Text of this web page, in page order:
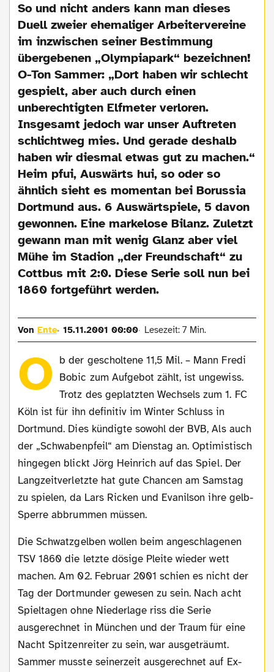
So und nicht anders kann man dieses
Duell zweier ehemaliger Arbeitervereine
im inzwischen seiner Bestimmung
übergebenen „Olympiapark“ bezeichnen!
O-Ton Sammer: „Dort haben wir schlecht
gespielt, aber auch durch einen
unberechtigten Elfmeter verloren.
Insgesamt jedoch war unser Auftreten
schlichtweg mies. Und gerade deshalb
haben wir diesmal etwas gut zu machen.“
Heim pfui, Auswärts hui, so oder so
ähnlich sieht es momentan bei Borussia
Dortmund aus. 6 Auswärtspiele, 5 davon
gewonnen. Eine markelose Bilanz. Zuletzt
gewann man mit wenig Glanz aber viel
Mühe im Stadion „der Freundschaft“ zu
Cottbus mit 2:0. Diese Serie soll nun bei
1860 fortgeführt werden.
VonEnte 15.11.2001 00:00 Lesezeit: 7 Min.
O b der gescholtene 11,5 Mil. – Mann Fredi
Bobic zum Aufgebot zählt, ist ungewiss.
Trotz des geplatzten Wechsels zum 1. FC
Köln ist für ihn definitiv im Winter Schluss in
Dortmund. Dies kündigte sowohl der BVB, Als auch
der „Schwabenpfeil“ am Dienstag an. Optimistisch
hingegen blickt Jörg Heinrich auf das Spiel. Der
Langzeitverletzte hat gute Chancen am Samstag
zu spielen, da Lars Ricken und Evanilson ihre gelb-
Sperre abbrummen müssen.
Die Schwatzgelben wollen beim angeschlagenen
TSV 1860 die letzte dösige Pleite wieder wett
machen. Am 02. Februar 2001 schien es nicht der
Tag der Dortmunder gewesen zu sein. Nach acht
Spieltagen ohne Niederlage riss die Serie
ausgerechnet in München und der Traum für eine
Nacht Spitzenreiter zu sein, war ausgeträumt.
Sammer musste seinerzeit ausgerechnet auf Ex-